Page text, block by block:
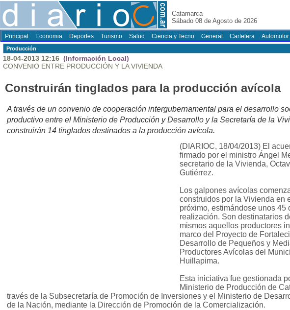
Catamarca
Sábado 08 de Agosto de 2026
Principal Economia Deportes Turismo Salud Ciencia y Tecno General Cartelera Automotor
Producción
18-04-2013 12:16 (Información Local)
CONVENIO ENTRE PRODUCCIÓN Y LA VIVIENDA
Construirán tinglados para la producción avícola
A través de un convenio de cooperación intergubernamental para el desarrollo
productivo entre el Ministerio de Producción y Desarrollo y la Secretaría de la
construirán 14 tinglados destinados a la producción avícola.
(DIARIOC, 18/04/2013) El
firmado por el ministro Ángel
secretario de la Vivienda,
Gutiérrez.
Los galpones avícolas
construidos por la Vivienda en
próximo, estimándose unos 45
realización. Son destinatarios
mismos aquellos productores
marco del Proyecto de
Desarrollo de Pequeños y
Productores Avícolas del
Huillapima.
Esta iniciativa fue gestionada
Ministerio de Producción de
través de la Subsecretaría de Promoción de Inversiones y el Ministerio de
de la Nación, mediante la Dirección de Promoción de la Comercialización.